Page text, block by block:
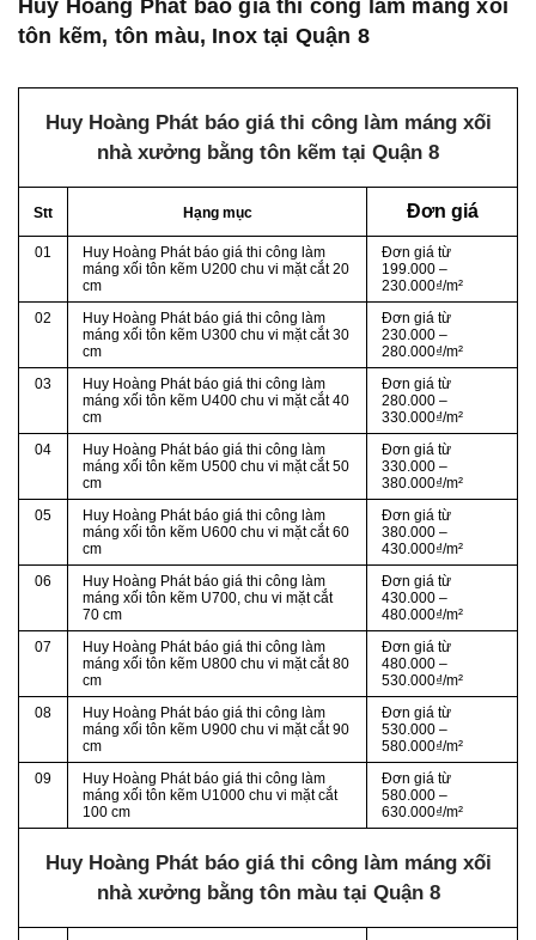
Huy Hoàng Phát báo giá thi công lam máng xối
tôn kẽm, tôn màu, Inox tại Quận 8
Huy Hoàng Phát báo giá thi công làm máng xối
nhà xưởng bằng tôn kẽm tại Quận 8
Stt Hạng mục Đơn giá
01
Huy Hoàng Phát báo giá thi công làm
máng xối tôn kẽm U200 chu vi mặt cắt 20
cm
Đơn giá từ
199.000 –
230.000₫/m²
02
Huy Hoàng Phát báo giá thi công làm
máng xối tôn kẽm U300 chu vi mặt cắt 30
cm
Đơn giá từ
230.000 –
280.000₫/m²
03
Huy Hoàng Phát báo giá thi công làm
máng xối tôn kẽm U400 chu vi mặt cắt 40
cm
Đơn giá từ
280.000 –
330.000₫/m²
04
Huy Hoàng Phát báo giá thi công làm
máng xối tôn kẽm U500 chu vi mặt cắt 50
cm
Đơn giá từ
330.000 –
380.000₫/m²
05
Huy Hoàng Phát báo giá thi công làm
máng xối tôn kẽm U600 chu vi mặt cắt 60
cm
Đơn giá từ
380.000 –
430.000₫/m²
06
Huy Hoàng Phát báo giá thi công làm
máng xối tôn kẽm U700, chu vi mặt cắt
70 cm
Đơn giá từ
430.000 –
480.000₫/m²
07
Huy Hoàng Phát báo giá thi công làm
máng xối tôn kẽm U800 chu vi mặt cắt 80
cm
Đơn giá từ
480.000 –
530.000₫/m²
08
Huy Hoàng Phát báo giá thi công làm
máng xối tôn kẽm U900 chu vi mặt cắt 90
cm
Đơn giá từ
530.000 –
580.000₫/m²
09
Huy Hoàng Phát báo giá thi công làm
máng xối tôn kẽm U1000 chu vi mặt cắt
100 cm
Đơn giá từ
580.000 –
630.000₫/m²
Huy Hoàng Phát báo giá thi công làm máng xối
nhà xưởng bằng tôn màu tại Quận 8